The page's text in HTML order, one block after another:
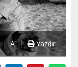
A- Yazdır